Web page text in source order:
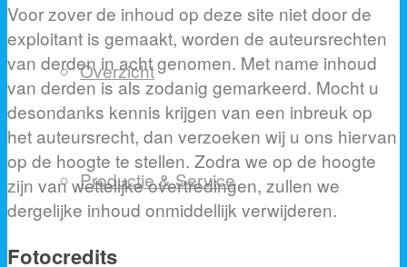
Overzicht
Productie & Service
Voor zover de inhoud op deze site niet door de
exploitant is gemaakt, worden de auteursrechten
van derden in acht genomen. Met name inhoud
van derden is als zodanig gemarkeerd. Mocht u
desondanks kennis krijgen van een inbreuk op
het auteursrecht, dan verzoeken wij u ons hiervan
op de hoogte te stellen. Zodra we op de hoogte
zijn van wettelijke overtredingen, zullen we
dergelijke inhoud onmiddellijk verwijderen.
Fotocredits